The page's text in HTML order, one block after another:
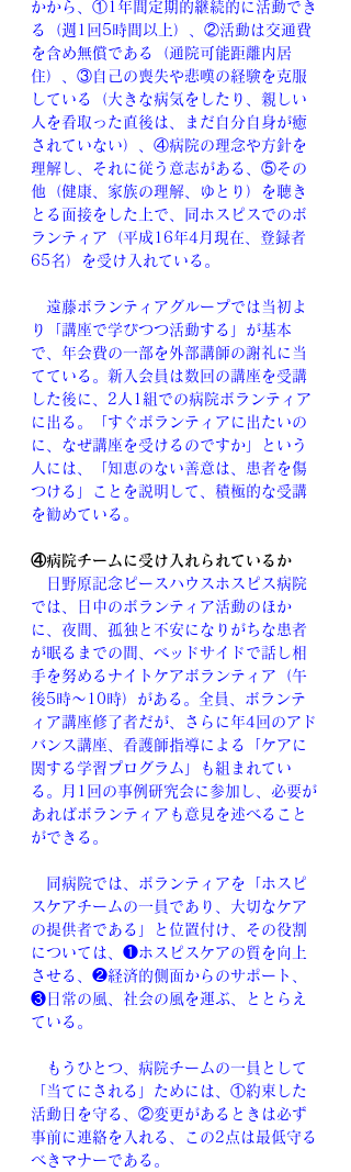
かから、①1年間定期的継続的に活動でき
る（週1回5時間以上）、②活動は交通費
を含め無償である（通院可能距離内居
住）、③自己の喪失や悲嘆の経験を克服
している（大きな病気をしたり、親しい
人を看取った直後は、まだ自分自身が癒
されていない）、④病院の理念や方針を
理解し、それに従う意志がある、⑤その
他（健康、家族の理解、ゆとり）を聴き
とる面接をした上で、同ホスピスでのボ
ランティア（平成16年4月現在、登録者
65名）を受け入れている。
遠藤ボランティアグループでは当初よ
り「講座で学びつつ活動する」が基本
で、年会費の一部を外部講師の謝礼に当
てている。新入会員は数回の講座を受講
した後に、2人1組での病院ボランティア
に出る。「すぐボランティアに出たいの
に、なぜ講座を受けるのですか」という
人には、「知恵のない善意は、患者を傷
つける」ことを説明して、積極的な受講
を勧めている。
④病院チームに受け入れられているか
日野原記念ピースハウスホスピス病院
では、日中のボランティア活動のほか
に、夜間、孤独と不安になりがちな患者
が眠るまでの間、ベッドサイドで話し相
手を努めるナイトケアボランティア（午
後5時～10時）がある。全員、ボランテ
ィア講座修了者だが、さらに年4回のアド
バンス講座、看護師指導による「ケアに
関する学習プログラム」も組まれてい
る。月1回の事例研究会に参加し、必要が
あればボランティアも意見を述べること
ができる。
同病院では、ボランティアを「ホスピ
スケアチームの一員であり、大切なケア
の提供者である」と位置付け、その役割
については、❶ホスピスケアの質を向上
させる、❷経済的側面からのサポート、
❸日常の風、社会の風を運ぶ、ととらえ
ている。
もうひとつ、病院チームの一員として
「当てにされる」ためには、①約束した
活動日を守る、②変更があるときは必ず
事前に連絡を入れる、この2点は最低守る
べきマナーである。